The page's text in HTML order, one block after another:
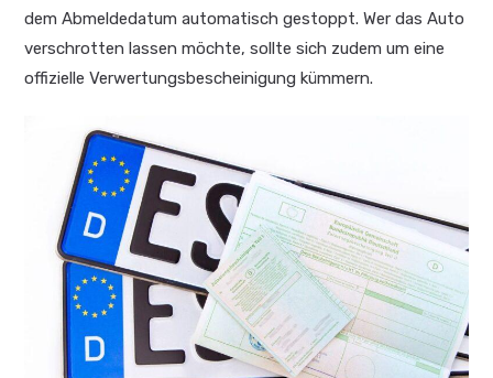
dem Abmeldedatum automatisch gestoppt. Wer das Auto
verschrotten lassen möchte, sollte sich zudem um eine
offizielle Verwertungsbescheinigung kümmern.